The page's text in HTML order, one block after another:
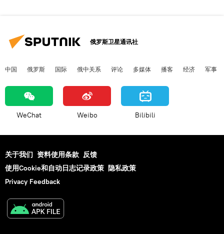
俄罗斯卫星通讯社
中国 俄罗斯 国际 俄中关系 评论 多媒体 播客 经济 军事
WeChat Weibo Bilibili
关于我们 资料使用条款 反馈
使用Cookie和自动日志记录政策 隐私政策
Privacy Feedback